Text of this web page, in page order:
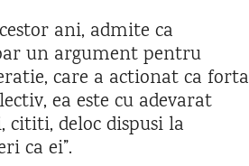
ani, admite ca
un argument pentru
care a actionat ca forta
ea este cu adevarat
cititi, deloc dispusi la
ca ei”.